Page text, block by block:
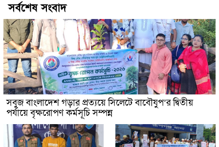
সর্বশেষ সংবাদ
সবুজ বাংলাদেশ গড়ার প্রত্যয়ে সিলেটে বাবৌযুপ’র দ্বিতীয়
পর্যায়ে বৃক্ষরোপণ কর্মসূচি সম্পন্ন